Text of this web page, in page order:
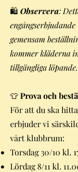
🛍️ Observera:
gemensam
kommer kläderna
tillgängliga löpande.
👕Prova och
För att du ska
erbjuder vi
vårt klubbrum:
Torsdag 30/10 kl.
Lördag 8/11 kl.